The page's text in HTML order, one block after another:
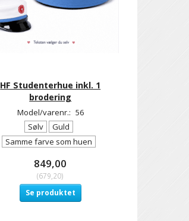
HF Studenterhue inkl. 1
brodering
Model/varenr.: 56
Sølv
Guld
Samme farve som huen
849,00
(679,20)
Se produktet